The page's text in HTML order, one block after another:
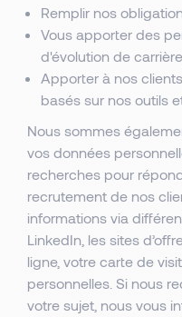
Remplir nos
Vous apporter des
d'évolution de
Apporter à nos
basés sur nos outils
Nous sommes
vos données
recherches pour
recrutement de nos
informations via
LinkedIn, les sites
ligne, votre carte de
personnelles. Si nous
votre sujet, nous vous